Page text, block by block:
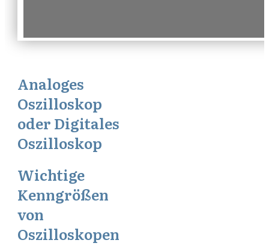
Analoges
Oszilloskop
oder Digitales
Oszilloskop
Wichtige
Kenngrößen
von
Oszilloskopen